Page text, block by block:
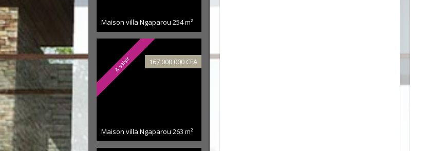
Maison villa Ngaparou 254 m²
A saisir 167 000 000 CFA
Maison villa Ngaparou 263 m²